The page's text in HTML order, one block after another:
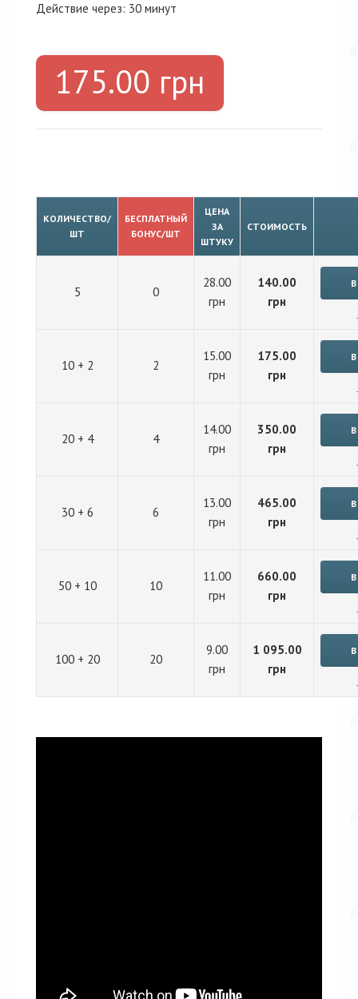
Действие через: 30 минут
175.00 грн
КОЛИЧЕСТВО/
ШТ
БЕСПЛАТНЫЙ
БОНУС/ШТ
ЦЕНА
ЗА
ШТУКУ
СТОИМОСТЬ
5 0
28.00
грн
140.00
грн
10 + 2 2
15.00
грн
175.00
грн
20 + 4 4
14.00
грн
350.00
грн
30 + 6 6
13.00
грн
465.00
грн
50 + 10 10
11.00
грн
660.00
грн
100 + 20 20
9.00
грн
1 095.00
грн